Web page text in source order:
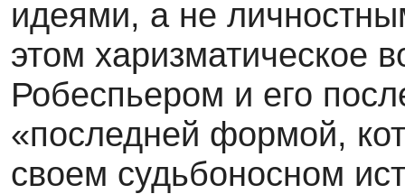
идеями, а не
этом харизматическое
Робеспьером и его
«последней формой,
своем судьбоносном